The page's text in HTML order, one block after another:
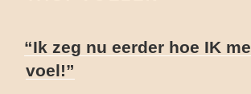
GEPLAATST
“Ik zeg nu eerder hoe IK me
voel!”